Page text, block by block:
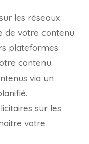
les réseaux
de votre contenu.
plateformes
contenu.
via un
sur les
votre